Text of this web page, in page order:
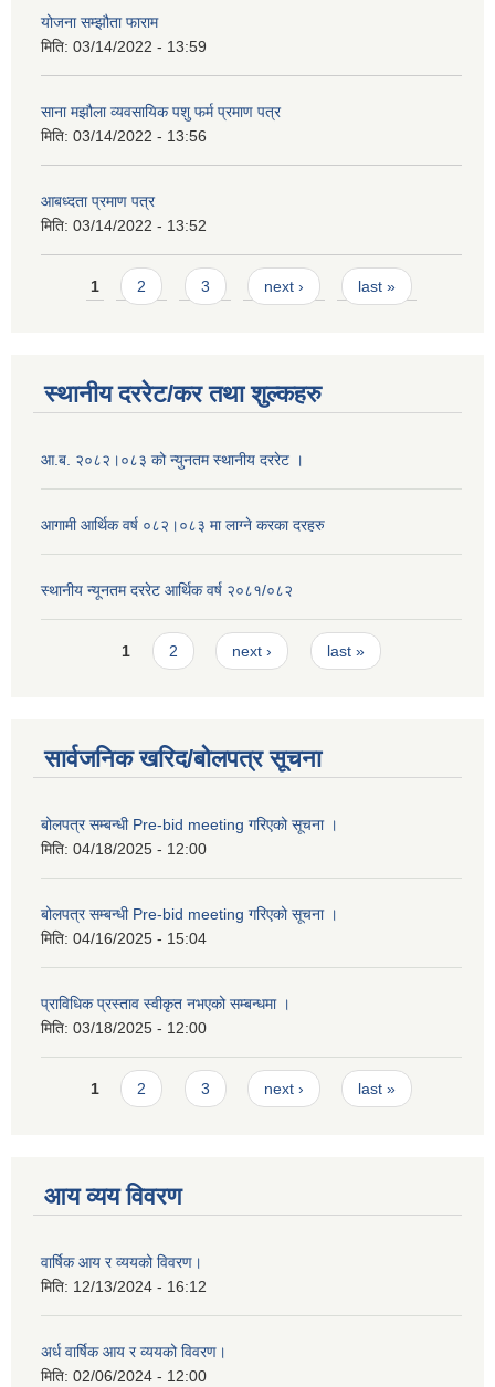
योजना सम्झौता फाराम
मिति: 03/14/2022 - 13:59
साना मझौला व्यवसायिक पशु फर्म प्रमाण पत्र
मिति: 03/14/2022 - 13:56
आबध्दता प्रमाण पत्र
मिति: 03/14/2022 - 13:52
Pages
1 2 3 next › last »
स्थानीय दररेट/कर तथा शुल्कहरु
आ.ब. २०८२।०८३ को न्युनतम स्थानीय दररेट ।
आगामी आर्थिक वर्ष ०८२।०८३ मा लाग्ने करका दरहरु
स्थानीय न्यूनतम दररेट आर्थिक वर्ष २०८१/०८२
Pages1 2 next › last »
सार्वजनिक खरिद/बोलपत्र सूचना
बोलपत्र सम्बन्धी Pre-bid meeting गरिएको सूचना ।
मिति: 04/18/2025 - 12:00
बोलपत्र सम्बन्धी Pre-bid meeting गरिएको सूचना ।
मिति: 04/16/2025 - 15:04
प्राविधिक प्रस्ताव स्वीकृत नभएको सम्बन्धमा ।
मिति: 03/18/2025 - 12:00
Pages
1 2 3 next › last »
आय व्यय विवरण
वार्षिक आय र व्ययको विवरण।
मिति: 12/13/2024 - 16:12
अर्ध वार्षिक आय र व्ययको विवरण।
मिति: 02/06/2024 - 12:00